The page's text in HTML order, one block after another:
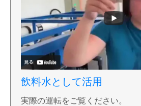
飲料水として活用
実際の運転をご覧ください。